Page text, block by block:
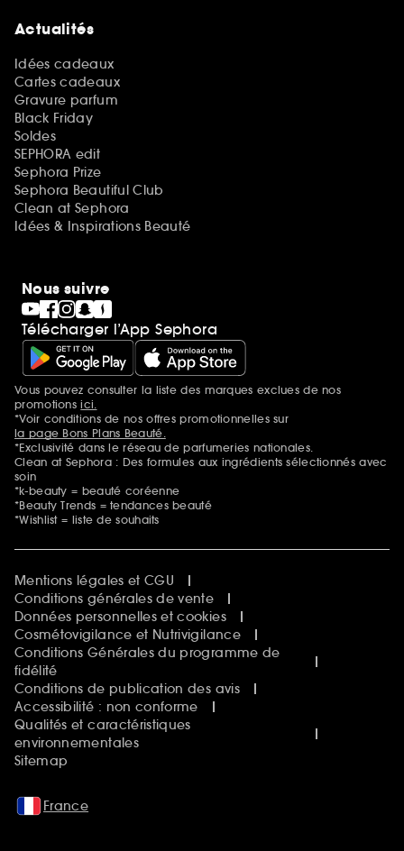
Actualités
Idées cadeaux
Cartes cadeaux
Gravure parfum
Black Friday
Soldes
SEPHORA edit
Sephora Prize
Sephora Beautiful Club
Clean at Sephora
Idées & Inspirations Beauté
Nous suivre
Télécharger l’App Sephora
Mentions additionnelles
Vous pouvez consulter la liste des marques exclues de nos
promotionsici.
*Voir conditions de nos offres promotionnelles sur
la page Bons Plans Beauté.
*Exclusivité dans le réseau de parfumeries nationales.
Clean at Sephora : Des formules aux ingrédients sélectionnés avec
soin
*k-beauty = beauté coréenne
*Beauty Trends = tendances beauté
*Wishlist = liste de souhaits
Mentions légales et CGU
Conditions générales de vente
Données personnelles et cookies
Cosmétovigilance et Nutrivigilance
Conditions Générales du programme de
fidélité
Conditions de publication des avis
Accessibilité : non conforme
Qualités et caractéristiques
environnementales
Sitemap
France